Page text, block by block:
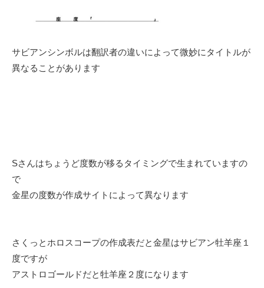
サビアンシンボルは翻訳者の違いによって微妙にタイトルが
異なることがあります
Sさんはちょうど度数が移るタイミングで生まれていますの
で
金星の度数が作成サイトによって異なります
さくっとホロスコープの作成表だと金星はサビアン牡羊座１
度ですが
アストロゴールドだと牡羊座２度になります